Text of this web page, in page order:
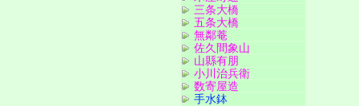
三条大橋
五条大橋
無鄰菴
佐久間象山
山縣有朋
小川治兵衛
数寄屋造
手水鉢